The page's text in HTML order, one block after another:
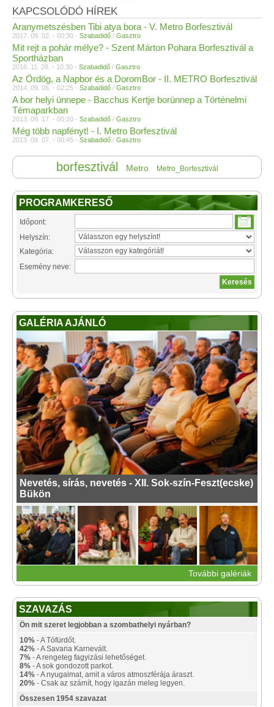
KAPCSOLÓDÓ HÍREK
Aranymetszésben Tibi atya bora - V. Metro Borfesztivál
2017. 09. 02. - 00:30 - Szabadidő / Gasztro
Mit rejt a pohár mélye? - Szent Márton Pohara Borfesztivál a
Sportházban
2016. 11. 28. - 10:30 - Szabadidő / Gasztro
Az Ördög, a Napbor és a DoromBor - II. METRO Borfesztivál
2014. 09. 06. - 02:25 - Szabadidő / Gasztro
A bor helyi ünnepe - Bacchus Kertje borünnep a Történelmi
Témaparkban
2013. 09. 17. - 00:20 - Szabadidő / Gasztro
Még több napfényt! - I. Metro Borfesztivál
2013. 09. 07. - 00:45 - Szabadidő / Gasztro
borfesztivál Metro Metro_Borfesztivál
PROGRAMKERESŐ
Időpont:
Helyszín:
Kategória:
Esemény neve:
GALÉRIA AJÁNLÓ
Nevetés, sírás, nevetés - XII. Sok-szín-Feszt(ecske)
Bükön
További galériák
SZAVAZÁS
Ön mit szeret legjobban a szombathelyi nyárban?
10% - A Tófürdőt.
42% - A Savaria Karnevált.
7% - A rengeteg fagyizási lehetőséget.
8% - A sok gondozott parkot.
14% - A nyugalmat, amit a város atmoszférája áraszt.
20% - Csak az számít, hogy igazán meleg legyen.
Összesen 1954 szavazat